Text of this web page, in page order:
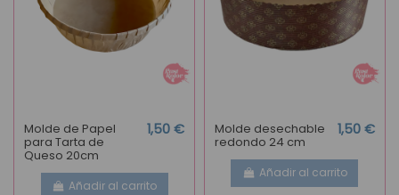
Molde de Papel
para Tarta de
Queso 20cm
1,50 €
Añadir al carrito
Molde desechable
redondo 24 cm
1,50 €
Añadir al carrito